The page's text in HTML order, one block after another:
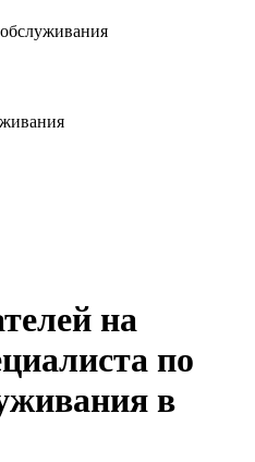
на
по
в